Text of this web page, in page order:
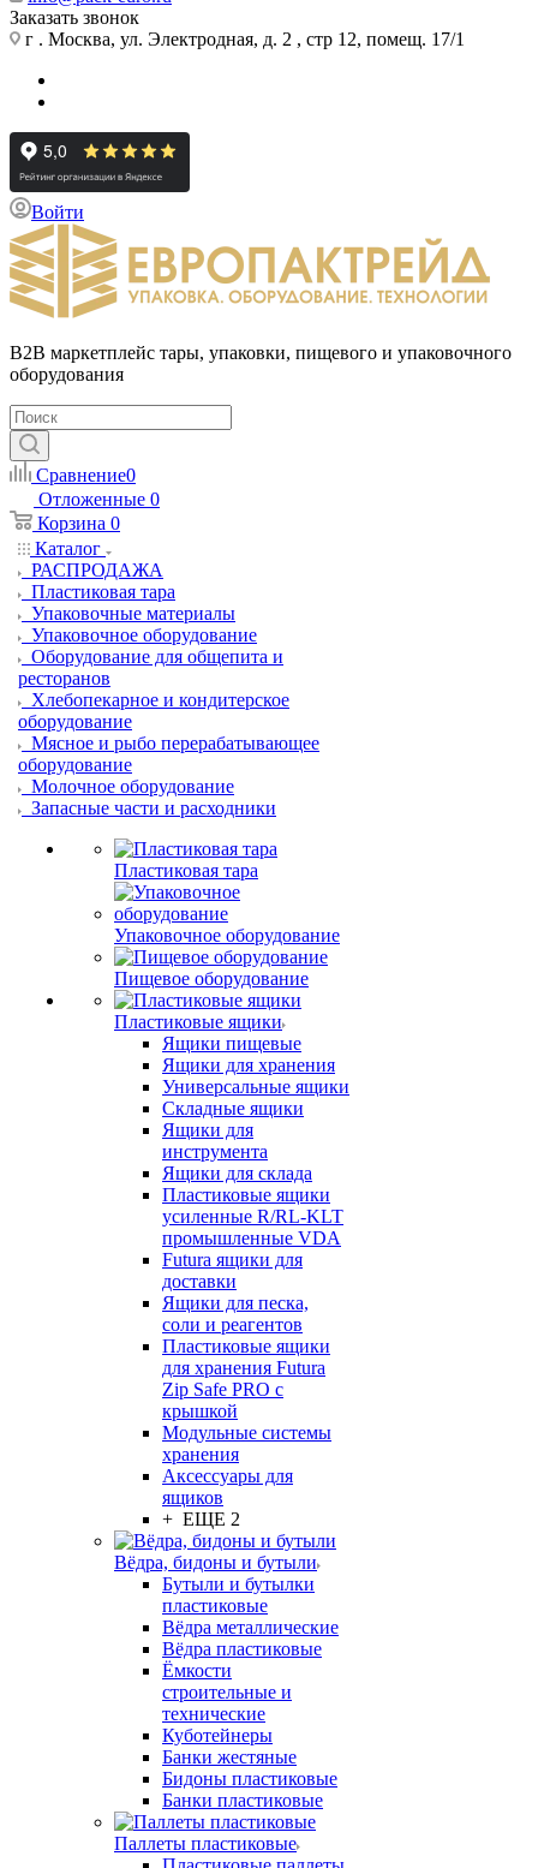
Заказать звонок
г . Москва, ул. Электродная, д. 2 , стр 12, помещ. 17/1
Войти
B2B маркетплейс тары, упаковки, пищевого и упаковочного
оборудования
Сравнение0
Отложенные 0
Корзина 0
Каталог
РАСПРОДАЖА
Пластиковая тара
Упаковочные материалы
Упаковочное оборудование
Оборудование для общепита и
ресторанов
Хлебопекарное и кондитерское
оборудование
Мясное и рыбо перерабатывающее
оборудование
Молочное оборудование
Запасные части и расходники
Пластиковая тара
Упаковочное оборудование
Пищевое оборудование
Пластиковые ящики
Ящики пищевые
Ящики для хранения
Универсальные ящики
Складные ящики
Ящики для
инструмента
Ящики для склада
Пластиковые ящики
усиленные R/RL-KLT
промышленные VDA
Futura ящики для
доставки
Ящики для песка,
соли и реагентов
Пластиковые ящики
для хранения Futura
Zip Safe PRO с
крышкой
Модульные системы
хранения
Аксессуары для
ящиков
+ ЕЩЕ 2
Вёдра, бидоны и бутыли
Бутыли и бутылки
пластиковые
Вёдра металлические
Вёдра пластиковые
Ёмкости
строительные и
технические
Куботейнеры
Банки жестяные
Бидоны пластиковые
Банки пластиковые
Паллеты пластиковые